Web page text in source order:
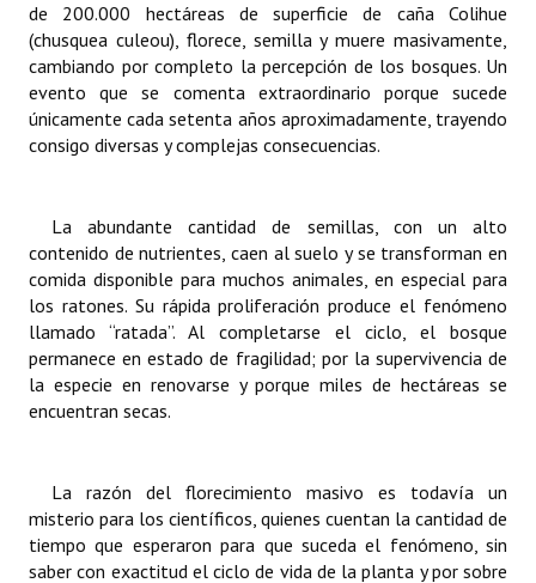
Antiguos Pobladores
Noticias Destacadas
Registros y Distinciones
Premio al Mérito - Registro
Audiencias Públicas - Registro
Mujeres que Dejaron Huellas - Registro
Periodistas Decanos - Registro
Banca del Vecino - Registro
Huéspedes de Honor - Registro
Antiguos Pobladores - Registro
de 200.000 hectáreas de superficie de caña Colihue
(chusquea culeou), florece, semilla y muere masivamente,
cambiando por completo la percepción de los bosques. Un
evento que se comenta extraordinario porque sucede
únicamente cada setenta años aproximadamente, trayendo
consigo diversas y complejas consecuencias.
La abundante cantidad de semillas, con un alto
contenido de nutrientes, caen al suelo y se transforman en
comida disponible para muchos animales, en especial para
los ratones. Su rápida proliferación produce el fenómeno
llamado “ratada”. Al completarse el ciclo, el bosque
permanece en estado de fragilidad; por la supervivencia de
la especie en renovarse y porque miles de hectáreas se
encuentran secas.
La razón del florecimiento masivo es todavía un
misterio para los científicos, quienes cuentan la cantidad de
tiempo que esperaron para que suceda el fenómeno, sin
saber con exactitud el ciclo de vida de la planta y por sobre